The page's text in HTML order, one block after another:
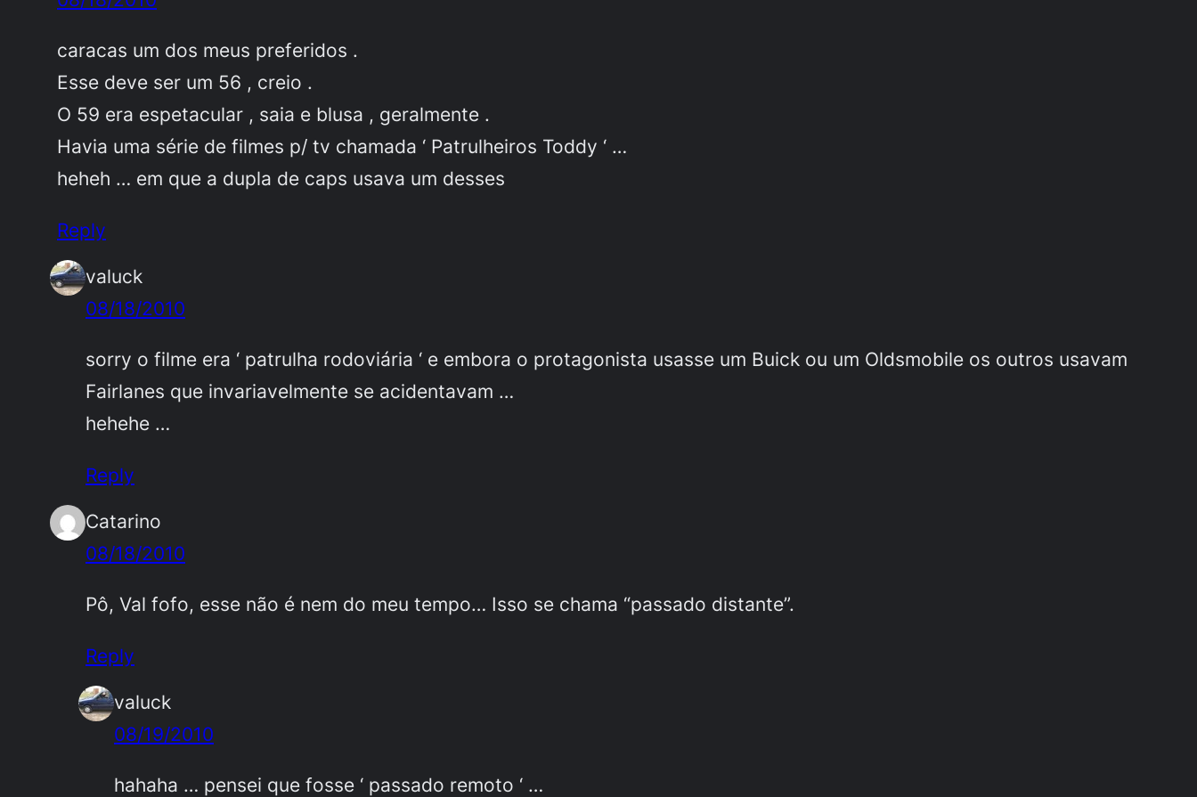
caracas um dos meus preferidos .
Esse deve ser um 56 , creio .
O 59 era espetacular , saia e blusa , geralmente .
Havia uma série de filmes p/ tv chamada ‘ Patrulheiros Toddy ‘ …
heheh … em que a dupla de caps usava um desses
Reply
valuck
08/18/2010
sorry o filme era ‘ patrulha rodoviária ‘ e embora o protagonista usasse um Buick ou um Oldsmobile os outros usavam
Fairlanes que invariavelmente se acidentavam …
hehehe …
Reply
Catarino
08/18/2010
Pô, Val fofo, esse não é nem do meu tempo… Isso se chama “passado distante”.
Reply
valuck
08/19/2010
hahaha … pensei que fosse ‘ passado remoto ‘ …